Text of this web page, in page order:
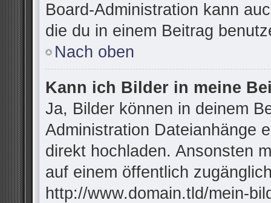
Board-Administration kann
die du in einem Beitrag
Nach oben
Kann ich Bilder in meine
Ja, Bilder können in deinem
Administration Dateianhänge
direkt hochladen. Ansonsten
auf einem öffentlich
http://www.domain.tld/mein-